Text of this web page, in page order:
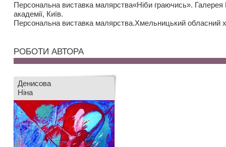
Персональна виставка малярства«Ніби граючись». Галерея
академії, Київ.
Персональна виставка малярства.Хмельницький обласний
РОБОТИ АВТОРА
Денисова
Ніна